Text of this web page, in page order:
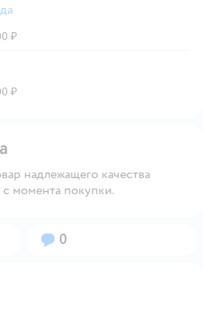
₽
₽
надлежащего качества
момента покупки.
Вопросов:
0